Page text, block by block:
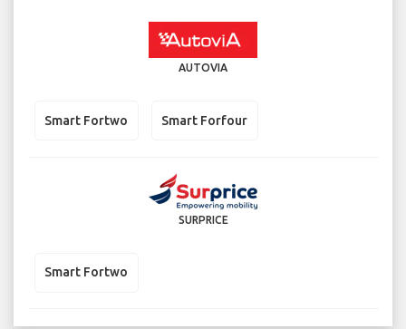
AUTOVIA
Smart Fortwo Smart Forfour
SURPRICE
Smart Fortwo